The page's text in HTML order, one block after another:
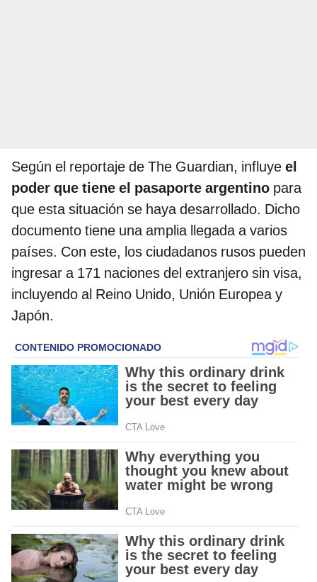
Según el reportaje de The Guardian, influye el
poder que tiene el pasaporte argentino para
que esta situación se haya desarrollado. Dicho
documento tiene una amplia llegada a varios
países. Con este, los ciudadanos rusos pueden
ingresar a 171 naciones del extranjero sin visa,
incluyendo al Reino Unido, Unión Europea y
Japón.